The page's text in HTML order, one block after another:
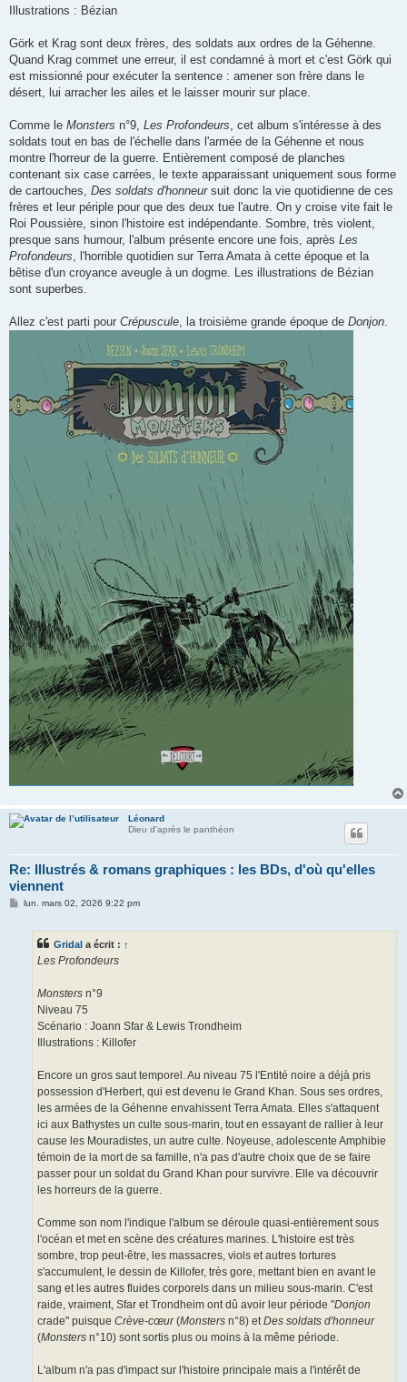
Illustrations : Bézian
Görk et Krag sont deux frères, des soldats aux ordres de la Géhenne.
Quand Krag commet une erreur, il est condamné à mort et c'est Görk qui
est missionné pour exécuter la sentence : amener son frère dans le
désert, lui arracher les ailes et le laisser mourir sur place.
Comme le Monsters n°9, Les Profondeurs , cet album s'intéresse à des
soldats tout en bas de l'échelle dans l'armée de la Géhenne et nous
montre l'horreur de la guerre. Entièrement composé de planches
contenant six case carrées, le texte apparaissant uniquement sous forme
de cartouches, Des soldats d'honneursuit donc la vie quotidienne de ces
frères et leur périple pour que des deux tue l'autre. On y croise vite fait le
Roi Poussière, sinon l'histoire est indépendante. Sombre, très violent,
presque sans humour, l'album présente encore une fois, après Les
Profondeurs , l'horrible quotidien sur Terra Amata à cette époque et la
bêtise d'un croyance aveugle à un dogme. Les illustrations de Bézian
sont superbes.
Allez c'est parti pour Crépuscule , la troisième grande époque de Donjon
Léonard
Dieu d'après le panthéon
Re: Illustrés & romans graphiques : les BDs, d'où qu'elles
viennent
Mlun. mars 02, 2026 9:22 pm
Gridal a écrit : ↑
Les Profondeurs
Monsters n°9
Niveau 75
Scénario : Joann Sfar & Lewis Trondheim
Illustrations : Killofer
Encore un gros saut temporel. Au niveau 75 l'Entité noire a déjà pris
possession d'Herbert, qui est devenu le Grand Khan. Sous ses ordres,
les armées de la Géhenne envahissent Terra Amata. Elles s'attaquent
ici aux Bathystes un culte sous-marin, tout en essayant de rallier à leur
cause les Mouradistes, un autre culte. Noyeuse, adolescente Amphibie
témoin de la mort de sa famille, n'a pas d'autre choix que de se faire
passer pour un soldat du Grand Khan pour survivre. Elle va découvrir
les horreurs de la guerre.
Comme son nom l'indique l'album se déroule quasi-entièrement sous
l'océan et met en scène des créatures marines. L'histoire est très
sombre, trop peut-être, les massacres, viols et autres tortures
s'accumulent, le dessin de Killofer, très gore, mettant bien en avant le
sang et les autres fluides corporels dans un milieu sous-marin. C'est
raide, vraiment, Sfar et Trondheim ont dû avoir leur période "Donjon
crade" puisque Crève-cœur(Monsters n°8) et Des soldats d'honneur
(Monsters n°10) sont sortis plus ou moins à la même période.
L'album n'a pas d'impact sur l'histoire principale mais a l'intérêt de